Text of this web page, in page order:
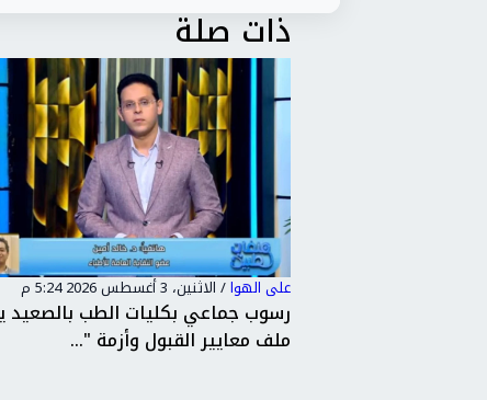
ذات صلة
على الهوا/ الاثنين، 3 أغسطس 2026 5:19 م
رئيس شعبة الأدوية.. يكشف تفاصيل
تطبيق منظومة "التتبع الدوائي"...